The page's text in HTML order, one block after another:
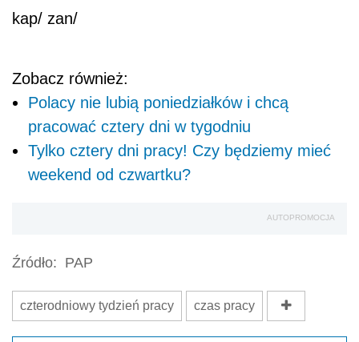
kap/ zan/
Zobacz również:
Polacy nie lubią poniedziałków i chcą
pracować cztery dni w tygodniu
Tylko cztery dni pracy! Czy będziemy mieć
weekend od czwartku?
AUTOPROMOCJA
Źródło: PAP
czterodniowy tydzień pracy czas pracy